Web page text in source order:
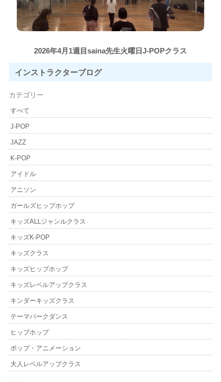
2026年4月1週目saina先生火曜日J-POPクラス
インストラクターブログ
カテゴリー
すべて
J-POP
JAZZ
K-POP
アイドル
アニソン
ガールズヒップホップ
キッズALLジャンルクラス
キッズK-POP
キッズクラス
キッズヒップホップ
キッズレベルアップクラス
キンダーキッズクラス
テーマパークダンス
ヒップホップ
ポップ・アニメーション
大人レベルアップクラス